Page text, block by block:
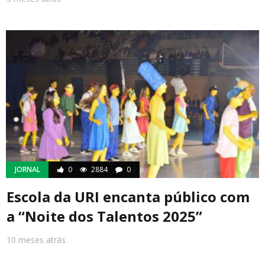
JORNAL 0 2884 0
Escola da URI encanta público com
a “Noite dos Talentos 2025”
10 meses atrás